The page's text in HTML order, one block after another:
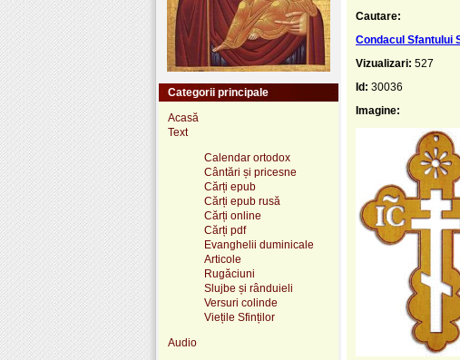
Cautare:
Condacul Sfantului
Vizualizari: 527
Id: 30036
Imagine:
Categorii principale
Acasă
Text
Calendar ortodox
Cântări și pricesne
Cărți epub
Cărți epub rusă
Cărți online
Cărți pdf
Evanghelii duminicale
Articole
Rugăciuni
Slujbe și rânduieli
Versuri colinde
Viețile Sfinților
Audio